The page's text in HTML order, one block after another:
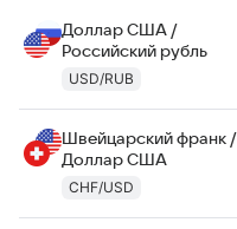
Доллар США /
Российский рубль
USD/RUB
Швейцарский франк /
Доллар США
CHF/USD